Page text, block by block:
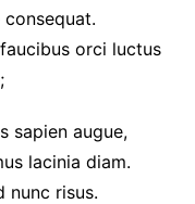
orci luctus
sapien augue,
lacinia diam.
nunc risus.